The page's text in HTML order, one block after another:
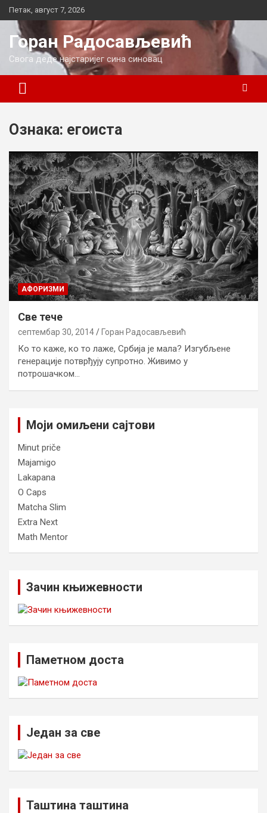
Skip
to
content
Петак, август 7, 2026
Горан Радосављевић
Свога деде најстаријег сина синовац
Ознака: егоиста
AФОРИЗМИ
Све тече
септембар 30, 2014 Горан Радосављевић
Ко то каже, ко то лаже, Србија је мала? Изгубљене
генерације потврђују супротно. Живимо у
потрошачком…
Моји омиљени сајтови
Minut priče
Majamigo
Lakapana
O Caps
Matcha Slim
Extra Next
Math Mentor
Зачин књижевности
Паметном доста
Један за све
Таштина таштина